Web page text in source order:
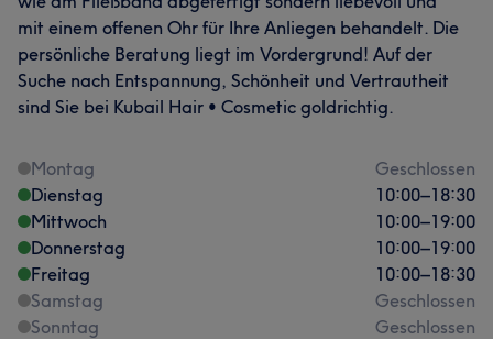
mit einem offenen Ohr für Ihre Anliegen behandelt. Die
persönliche Beratung liegt im Vordergrund! Auf der
Suche nach Entspannung, Schönheit und Vertrautheit
sind Sie bei Kubail Hair • Cosmetic goldrichtig.
Montag
Geschlossen
Dienstag
10:00–18:30
Mittwoch
10:00–19:00
Donnerstag
10:00–19:00
Freitag
10:00–18:30
Samstag
Geschlossen
Sonntag
Geschlossen